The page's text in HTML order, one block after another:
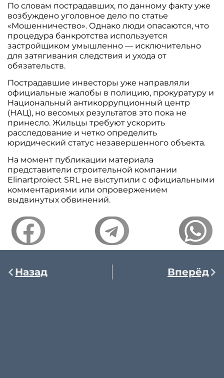
По словам пострадавших, по данному факту уже
возбуждено уголовное дело по статье
«Мошенничество». Однако люди опасаются, что
процедура банкротства используется
застройщиком умышленно — исключительно
для затягивания следствия и ухода от
обязательств.
Пострадавшие инвесторы уже направляли
официальные жалобы в полицию, прокуратуру и
Национальный антикоррупционный центр
(НАЦ), но весомых результатов это пока не
принесло. Жильцы требуют ускорить
расследование и четко определить
юридический статус незавершенного объекта.
На момент публикации материала
представители строительной компании
Elinartproiect SRL не выступили с официальными
комментариями или опровержением
выдвинутых обвинений.
Назад Вперёд